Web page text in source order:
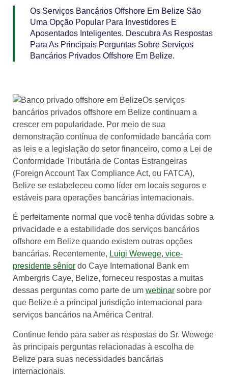
Os Serviços Bancários Offshore Em Belize São
Uma Opção Popular Para Investidores E
Aposentados Inteligentes. Descubra As Respostas
Para As Principais Perguntas Sobre Serviços
Bancários Privados Offshore Em Belize.
Os serviços
bancários privados offshore em Belize continuam a
crescer em popularidade. Por meio de sua
demonstração contínua de conformidade bancária com
as leis e a legislação do setor financeiro, como a Lei de
Conformidade Tributária de Contas Estrangeiras
(Foreign Account Tax Compliance Act, ou FATCA),
Belize se estabeleceu como líder em locais seguros e
estáveis para operações bancárias internacionais.
É perfeitamente normal que você tenha dúvidas sobre a
privacidade e a estabilidade dos serviços bancários
offshore em Belize quando existem outras opções
bancárias. Recentemente, Luigi Wewege, vice-
presidente sênior do Caye International Bank em
Ambergris Caye, Belize, forneceu respostas a muitas
dessas perguntas como parte de um webinar sobre por
que Belize é a principal jurisdição internacional para
serviços bancários na América Central.
Continue lendo para saber as respostas do Sr. Wewege
às principais perguntas relacionadas à escolha de
Belize para suas necessidades bancárias
internacionais.